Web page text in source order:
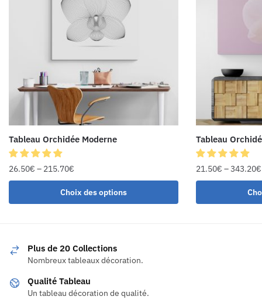
Tableau Orchidée Moderne
26.50€ – 215.70€
Choix des options
Tableau
21.50€ –343.20€
Plus de 20 Collections
Nombreux tableaux décoration.
Qualité Tableau
Un tableau décoration de qualité.